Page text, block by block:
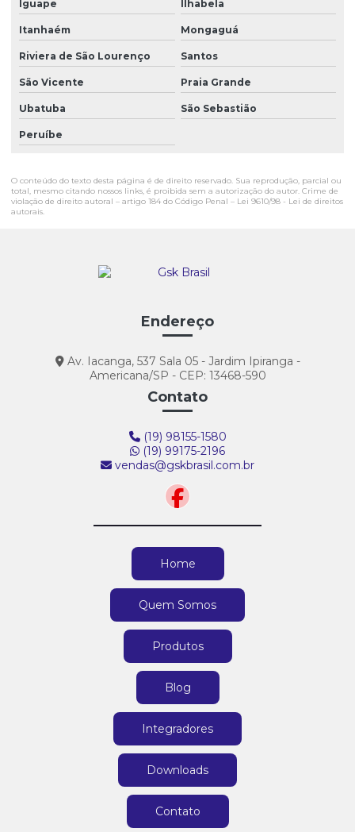
Iguape Ilhabela
Itanhaém Mongaguá
Riviera de São Lourenço Santos
São Vicente Praia Grande
Ubatuba São Sebastião
Peruíbe
O conteúdo do texto desta página é de direito reservado. Sua reprodução, parcial ou
total, mesmo citando nossos links, é proibida sem a autorização do autor. Crime de
violação de direito autoral – artigo 184 do Código Penal – Lei 9610/98 - Lei de direitos
autorais.
Endereço
Av. Iacanga, 537 Sala 05 - Jardim Ipiranga -
Americana/SP - CEP: 13468-590
Contato
(19) 98155-1580
(19) 99175-2196
vendas@gskbrasil.com.br
Home
Quem Somos
Produtos
Blog
Integradores
Downloads
Contato